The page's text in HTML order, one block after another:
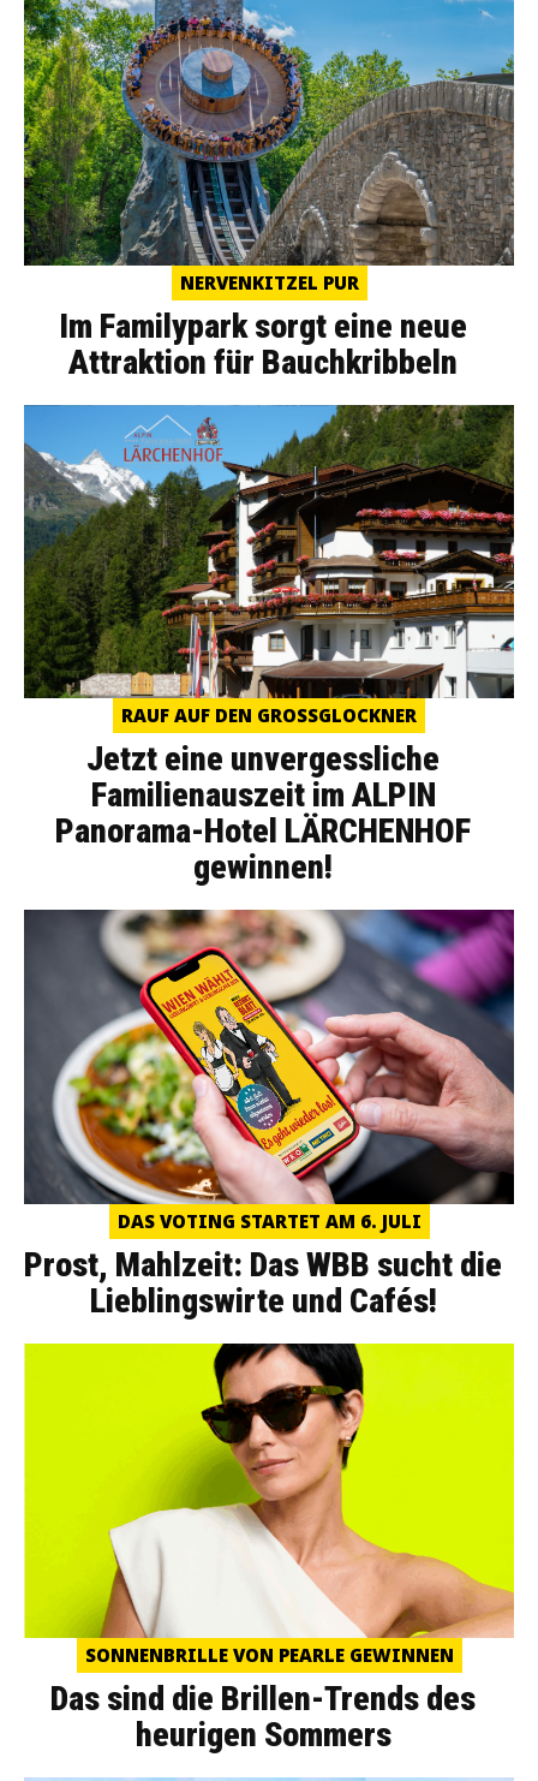
NERVENKITZEL PUR
Im Familypark sorgt eine neue
Attraktion für Bauchkribbeln
RAUF AUF DEN GROSSGLOCKNER
Jetzt eine unvergessliche
Familienauszeit im ALPIN
Panorama-Hotel LÄRCHENHOF
gewinnen!
DAS VOTING STARTET AM 6. JULI
Prost, Mahlzeit: Das WBB sucht die
Lieblingswirte und Cafés!
SONNENBRILLE VON PEARLE GEWINNEN
Das sind die Brillen-Trends des
heurigen Sommers